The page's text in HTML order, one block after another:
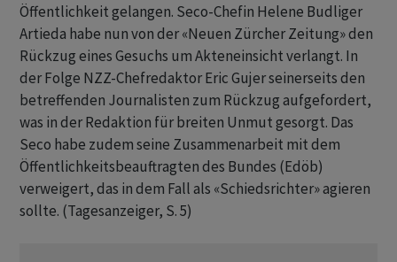
Öffentlichkeit gelangen. Seco-Chefin Helene Budliger
Artieda habe nun von der «Neuen Zürcher Zeitung» den
Rückzug eines Gesuchs um Akteneinsicht verlangt. In
der Folge NZZ-Chefredaktor Eric Gujer seinerseits den
betreffenden Journalisten zum Rückzug aufgefordert,
was in der Redaktion für breiten Unmut gesorgt. Das
Seco habe zudem seine Zusammenarbeit mit dem
Öffentlichkeitsbeauftragten des Bundes (Edöb)
verweigert, das in dem Fall als «Schiedsrichter» agieren
sollte. (Tagesanzeiger, S. 5)